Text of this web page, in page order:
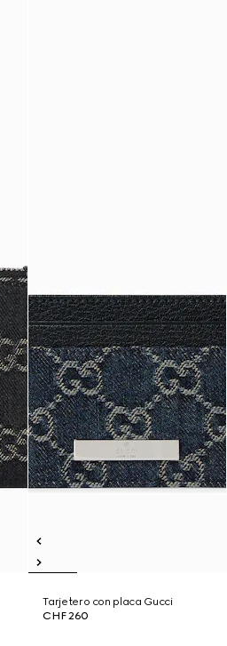
Tarjetero con placa Gucci
CHF 260